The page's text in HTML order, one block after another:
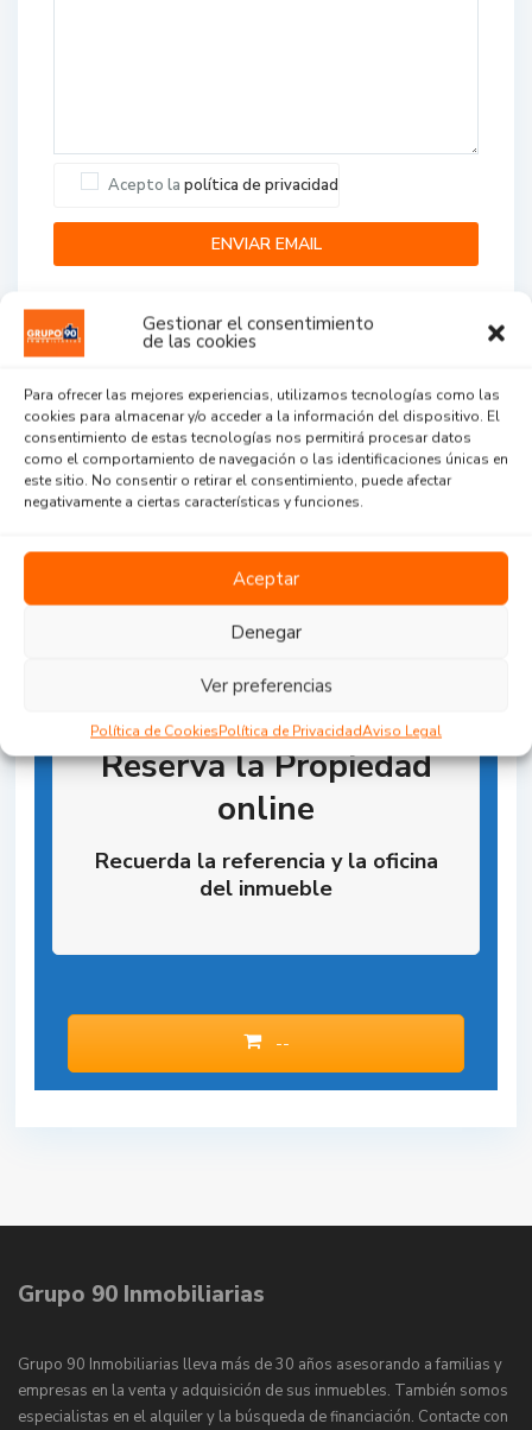
Gestionar el consentimiento
de las cookies
Para ofrecer las mejores experiencias, utilizamos tecnologías como las
cookies para almacenar y/o acceder a la información del dispositivo. El
consentimiento de estas tecnologías nos permitirá procesar datos
como el comportamiento de navegación o las identificaciones únicas en
este sitio. No consentir o retirar el consentimiento, puede afectar
negativamente a ciertas características y funciones.
Aceptar
Denegar
Ver preferencias
Política de CookiesPolítica de PrivacidadAviso Legal
Acepto la política de privacidad
Agent Reviews
...
Reserva la Propiedad
online
Recuerda la referencia y la oficina
del inmueble
--
Grupo 90 Inmobiliarias
Grupo 90 Inmobiliarias lleva más de 30 años asesorando a familias y
empresas en la venta y adquisición de sus inmuebles. También somos
especialistas en el alquiler y la búsqueda de financiación. Contacte con